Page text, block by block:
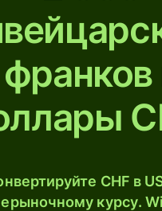
франков
CHF в
курсу.